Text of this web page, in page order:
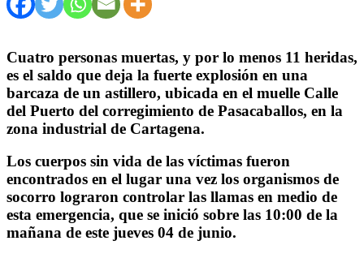
Cuatro personas muertas, y por lo menos 11 heridas,
es el saldo que deja la fuerte explosión en una
barcaza de un astillero, ubicada en el muelle Calle
del Puerto del corregimiento de Pasacaballos, en la
zona industrial de Cartagena.
Los cuerpos sin vida de las víctimas fueron
encontrados en el lugar una vez los organismos de
socorro lograron controlar las llamas en medio de
esta emergencia, que se inició sobre las 10:00 de la
mañana de este jueves 04 de junio.